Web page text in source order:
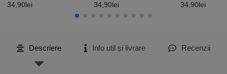
34,90lei 34,90lei 34,90lei
Descriere Info util și livrare Recenzii